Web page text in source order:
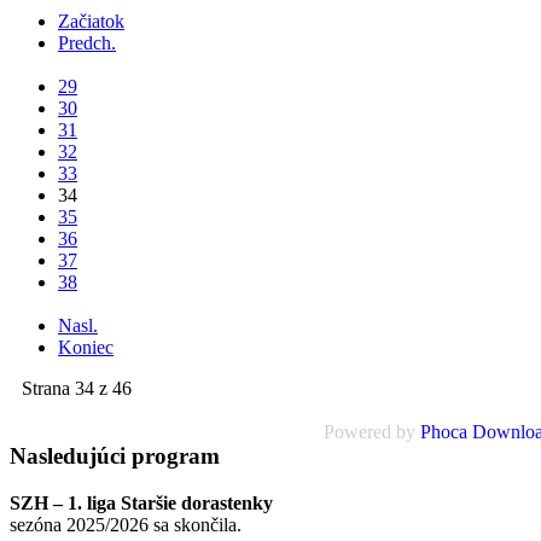
Začiatok
Predch.
29
30
31
32
33
34
35
36
37
38
Nasl.
Koniec
Strana 34 z 46
Powered by Phoca
Nasledujúci program
SZH – 1. liga Staršie dorastenky
sezóna 2025/2026 sa skončila.